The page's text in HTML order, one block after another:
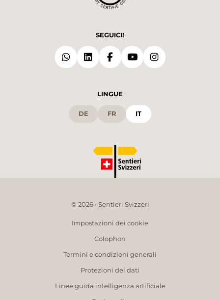
SEGUICI!
LINGUE
DE FR IT
© 2026 • Sentieri Svizzeri
Impostazioni dei cookie
Colophon
Termini e condizioni generali
Protezioni dei dati
Linee guida intelligenza artificiale